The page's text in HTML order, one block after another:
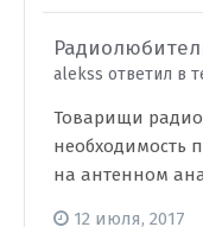
alekss ответил в
Товарищи
необходимость
на антенном
12 июля, 2017